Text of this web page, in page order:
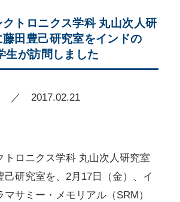
トロニクス学科 丸山次人研
田豊己研究室をインドの
生が訪問しました
／ 2017.02.21
トロニクス学科 丸山次人研究室
己研究室を、2月17日（金）、イ
マサミー・メモリアル（SRM）